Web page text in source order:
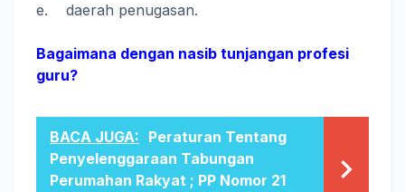
e. daerah penugasan.
Bagaimana dengan nasib tunjangan profesi
guru?
BACA JUGA: Peraturan Tentang
Penyelenggaraan Tabungan
Perumahan Rakyat ; PP Nomor 21